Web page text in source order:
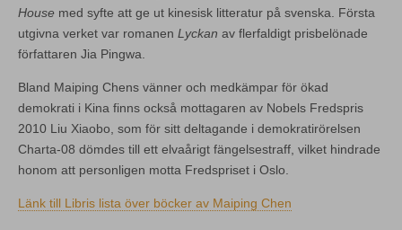
House med syfte att ge ut kinesisk litteratur på svenska. Första
utgivna verket var romanen Lyckan av flerfaldigt prisbelönade
författaren Jia Pingwa.
Bland Maiping Chens vänner och medkämpar för ökad
demokrati i Kina finns också mottagaren av Nobels Fredspris
2010 Liu Xiaobo, som för sitt deltagande i demokratirörelsen
Charta-08 dömdes till ett elvaårigt fängelsestraff, vilket hindrade
honom att personligen motta Fredspriset i Oslo.
Länk till Libris lista över böcker av Maiping Chen